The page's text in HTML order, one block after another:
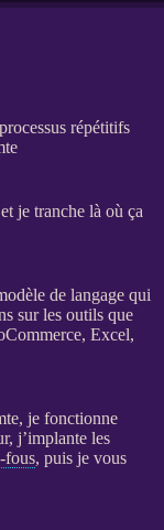
répétitifs
je tranche là où ça
de langage qui
sur les outils que
, Excel,
je fonctionne
j’implante les
fous, puis je vous